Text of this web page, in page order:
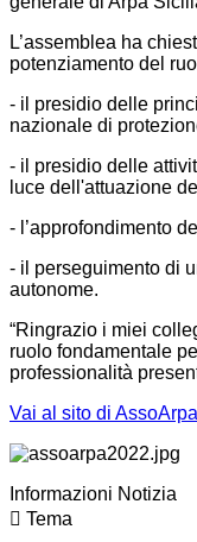
L’assemblea ha
potenziamento del
- il presidio delle
nazionale di
- il presidio delle
luce dell'attuazione
- l’approfondimento
- il perseguimento di
autonome.
“Ringrazio i miei
ruolo fondamentale
professionalità
Vai al sito di AssoArpa
Informazioni Notizia
Tema